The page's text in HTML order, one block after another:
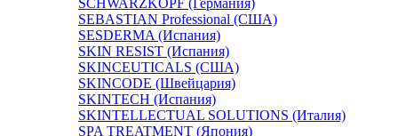
SEBASTIAN Professional (США)
SESDERMA (Испания)
SKIN RESIST (Испания)
SKINCEUTICALS (США)
SKINCODE (Швейцария)
SKINTECH (Испания)
SKINTELLECTUAL SOLUTIONS (Италия)
SPA TREATMENT (Япония)